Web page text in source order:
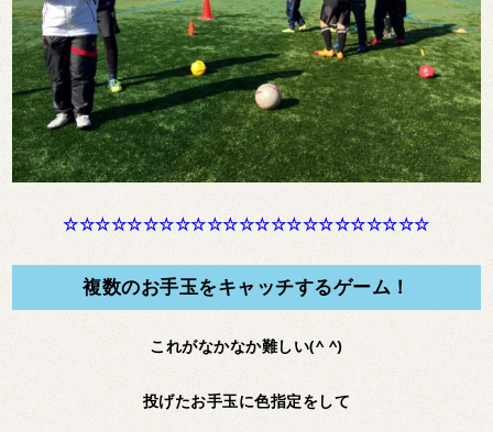
☆☆☆☆☆☆☆☆☆☆☆☆☆☆☆☆☆☆☆☆☆☆☆
複数のお手玉をキャッチするゲーム！
これがなかなか難しい(^ ^)
投げたお手玉に色指定をして